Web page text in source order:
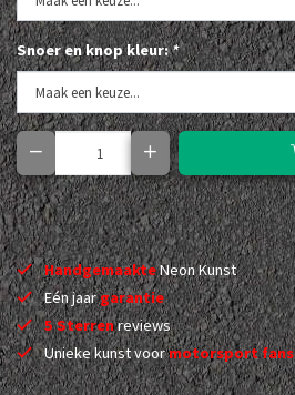
Snoer en knop kleur:*
HandgemaakteNeon Kunst
Eén jaargarantie
5 Sterrenreviews
Unieke kunst voormotorsport fans